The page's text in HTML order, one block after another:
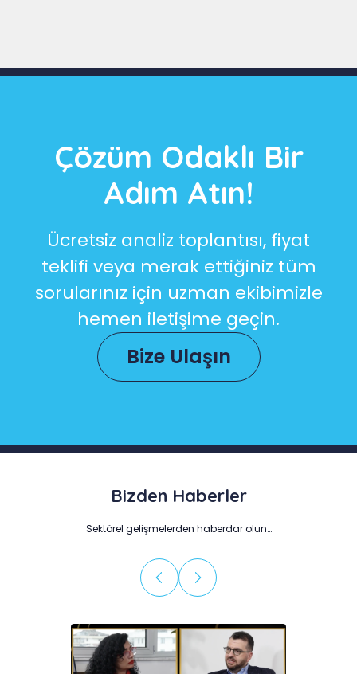
Çözüm Odaklı Bir
Adım Atın!
Ücretsiz analiz toplantısı, fiyat
teklifi veya merak ettiğiniz tüm
sorularınız için uzman ekibimizle
hemen iletişime geçin.
Bize Ulaşın
Bizden Haberler
Sektörel gelişmelerden haberdar olun…